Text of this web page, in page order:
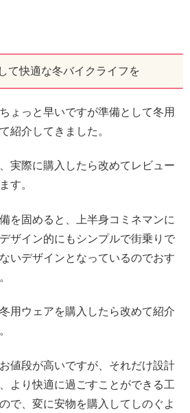
て快適な冬バイクライフを
ょっと早いですが準備として冬用
紹介してきました。
実際に購入したら改めてレビュー
す。
を固めると、上半身コミネマンに
ザイン的にもシンプルで街乗りで
いデザインとなっているのでおす
用ウェアを購入したら改めて紹介
値段が高いですが、それだけ設計
より快適に過ごすことができる工
で、変に安物を購入してしのぐよ